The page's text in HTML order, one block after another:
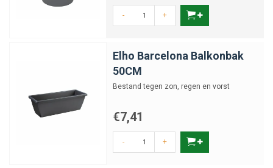
- +
Elho Barcelona Balkonbak
50CM
Bestand tegen zon, regen en vorst
€7,41
- +